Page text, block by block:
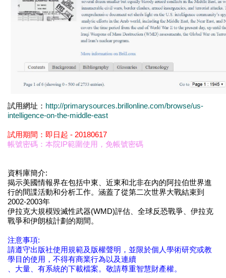
試用網址： http://primarysources.brillonline.com/browse/us-
intelligence-on-the-middle-east
試用期間：即日起 - 20180617
帳號密碼：本院IP範圍使用，免帳號密碼
資料庫簡介:
揭示美國情報界在包括中東、近東和北非在內的阿拉伯世界進
行的間諜活動和分析工作。涵蓋了從第二次世界大戰結束到
2002-2003年
伊拉克大規模毀滅性武器(WMD)評估、全球反恐戰爭、伊拉克
戰爭和伊朗核計劃的期間。
注意事項:
請遵守出版社使用規範及版權聲明，並限於個人學術研究或教
學目的使用，不得有商業行為以及連續
、大量、有系統的下載檔案。敬請尊重智慧財產權。